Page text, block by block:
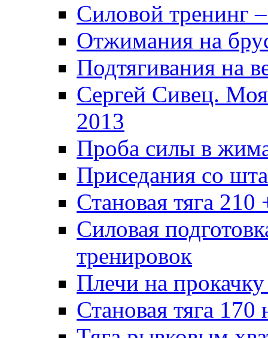
Силовой тренинг
Отжимания на
Подтягивания на
Сергей Сивец.
2013
Проба силы в
Приседания со
Становая тяга
Силовая
тренировок
Плечи на
Становая тяга